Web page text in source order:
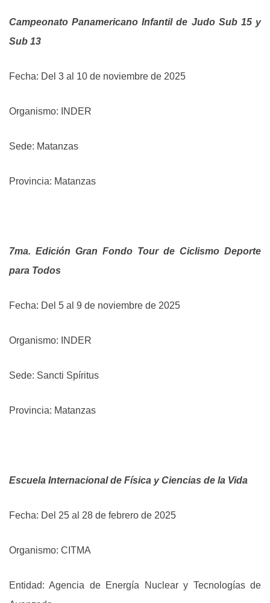
Campeonato Panamericano Infantil de Judo Sub 15 y
Sub 13
Fecha: Del 3 al 10 de noviembre de 2025
Organismo: INDER
Sede: Matanzas
Provincia: Matanzas
7ma. Edición Gran Fondo Tour de Ciclismo Deporte
para Todos
Fecha: Del 5 al 9 de noviembre de 2025
Organismo: INDER
Sede: Sancti Spíritus
Provincia: Matanzas
Escuela Internacional de Física y Ciencias de la Vida
Fecha: Del 25 al 28 de febrero de 2025
Organismo: CITMA
Entidad: Agencia de Energía Nuclear y Tecnologías de